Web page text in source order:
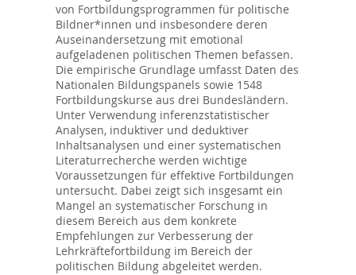
von Fortbildungsprogrammen für politische
Bildner*innen und insbesondere deren
Auseinandersetzung mit emotional
aufgeladenen politischen Themen befassen.
Die empirische Grundlage umfasst Daten des
Nationalen Bildungspanels sowie 1548
Fortbildungskurse aus drei Bundesländern.
Unter Verwendung inferenzstatistischer
Analysen, induktiver und deduktiver
Inhaltsanalysen und einer systematischen
Literaturrecherche werden wichtige
Voraussetzungen für effektive Fortbildungen
untersucht. Dabei zeigt sich insgesamt ein
Mangel an systematischer Forschung in
diesem Bereich aus dem konkrete
Empfehlungen zur Verbesserung der
Lehrkräftefortbildung im Bereich der
politischen Bildung abgeleitet werden.